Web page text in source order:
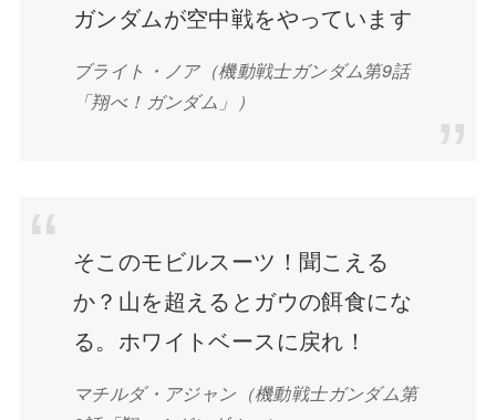
ガンダムが空中戦をやっています
ブライト・ノア（機動戦士ガンダム第9話
「翔べ！ガンダム」）
そこのモビルスーツ！聞こえる
か？山を超えるとガウの餌食にな
る。ホワイトベースに戻れ！
マチルダ・アジャン（機動戦士ガンダム第